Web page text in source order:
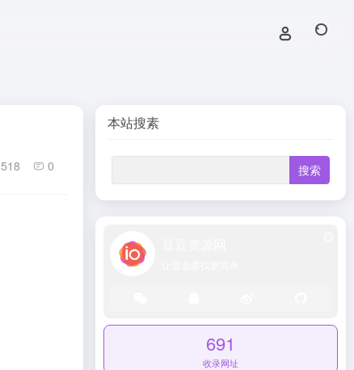
518 0
本站搜素
691
收录网址